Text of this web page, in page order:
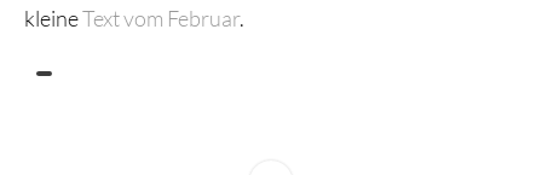
kleineText vom Februar.